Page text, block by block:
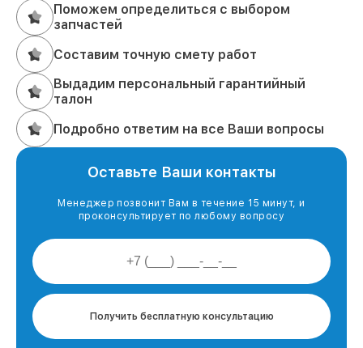
Поможем определиться с выбором
запчастей
Составим точную смету работ
Выдадим персональный гарантийный
талон
Подробно ответим на все Ваши вопросы
Оставьте Ваши контакты
Менеджер позвонит Вам в течение 15 минут, и
проконсультирует по любому вопросу
Получить бесплатную консультацию